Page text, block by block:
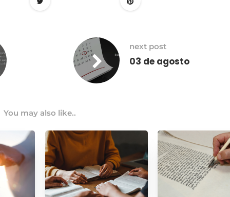
next post
03 de agosto
You may also like..